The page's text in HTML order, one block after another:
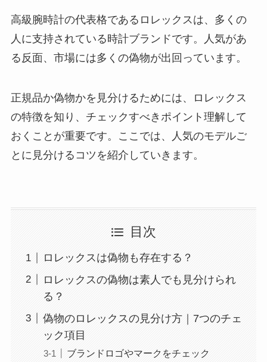
高級腕時計の代表格であるロレックスは、多くの
人に支持されている時計ブランドです。人気があ
る反面、市場には多くの偽物が出回っています。
正規品か偽物かを見分けるためには、ロレックス
の特徴を知り、チェックすべきポイント理解して
おくことが重要です。ここでは、人気のモデルご
とに見分けるコツを紹介していきます。
目次
ロレックスは偽物も存在する？
ロレックスの偽物は素人でも見分けられ
る？
偽物のロレックスの見分け方｜7つのチェ
ック項目
ブランドロゴやマークをチェック